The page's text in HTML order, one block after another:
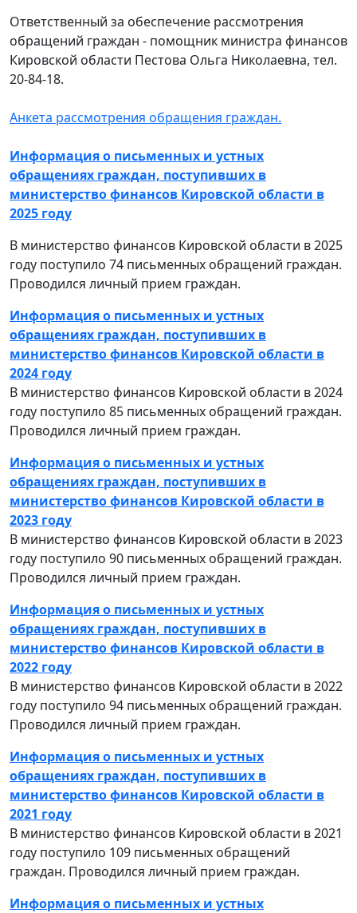
Ответственный за обеспечение рассмотрения
обращений граждан - помощник министра финансов
Кировской области Пестова Ольга Николаевна, тел.
20-84-18.
Анкета рассмотрения обращения граждан.
Информация о письменных и устных
обращениях граждан, поступивших в
министерство финансов Кировской области в
2025 году
В министерство финансов Кировской области в 2025
году поступило 74 письменных обращений граждан.
Проводился личный прием граждан.
Информация о письменных и устных
обращениях граждан, поступивших в
министерство финансов Кировской области в
2024 году
В министерство финансов Кировской области в 2024
году поступило 85 письменных обращений граждан.
Проводился личный прием граждан.
Информация о письменных и устных
обращениях граждан, поступивших в
министерство финансов Кировской области в
2023 году
В министерство финансов Кировской области в 2023
году поступило 90 письменных обращений граждан.
Проводился личный прием граждан.
Информация о письменных и устных
обращениях граждан, поступивших в
министерство финансов Кировской области в
2022 году
В министерство финансов Кировской области в 2022
году поступило 94 письменных обращений граждан.
Проводился личный прием граждан.
Информация о письменных и устных
обращениях граждан, поступивших в
министерство финансов Кировской области в
2021 году
В министерство финансов Кировской области в 2021
году поступило 109 письменных обращений
граждан. Проводился личный прием граждан.
Информация о письменных и устных